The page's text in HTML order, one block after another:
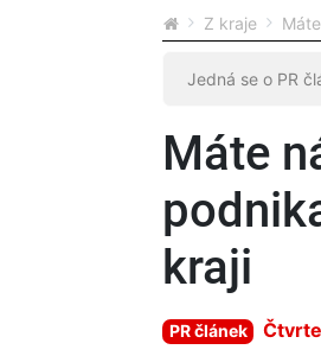
Z kraje
Jedná se o PR
Máte
kraji
PR článek